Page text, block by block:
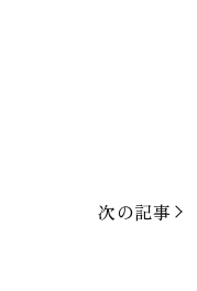
次の記事